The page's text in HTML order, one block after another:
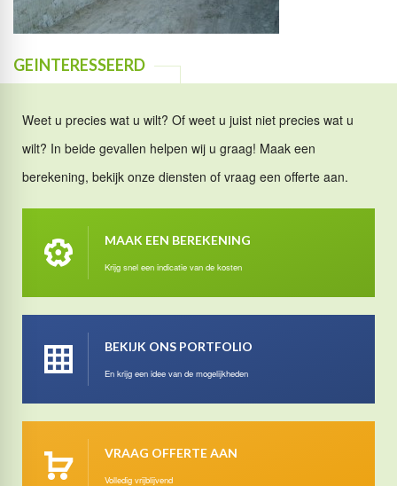
GEINTERESSEERD
Weet u precies wat u wilt? Of weet u juist niet precies wat u
wilt? In beide gevallen helpen wij u graag! Maak een
berekening, bekijk onze diensten of vraag een offerte aan.
MAAK EEN BEREKENING
Krijg snel een indicatie van de kosten
BEKIJK ONS PORTFOLIO
En krijg een idee van de mogelijkheden
VRAAG OFFERTE AAN
Volledig vrijblijvend